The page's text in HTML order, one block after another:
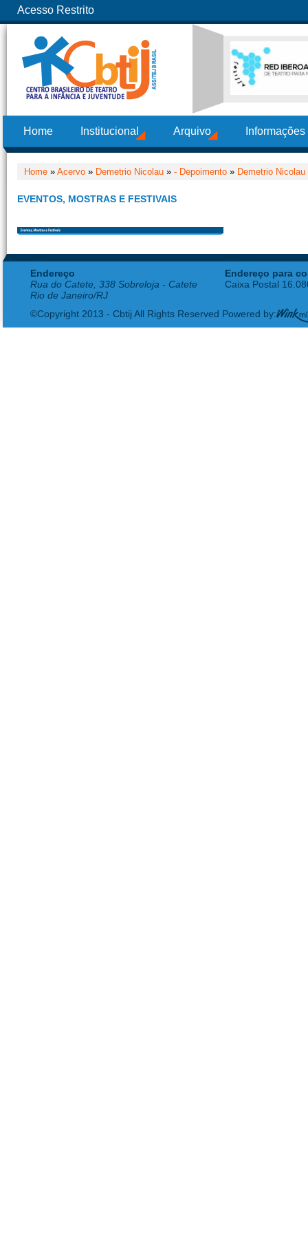
Acesso Restrito
Home Institucional Arquivo
Home » Acervo » Demetrio Nicolau » - Depoimento » Demetrio Nicolau
EVENTOS, MOSTRAS E FESTIVAIS
Endereço
Rua do Catete, 338 Sobreloja - Catete
Rio de Janeiro/RJ
Endereço para
Caixa Postal
©Copyright 2013 - Cbtij All Rights Reserved Powered by: